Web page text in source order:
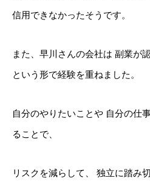
信用できなかったそうです。
また、早川さんの会社は 副業が
という形で経験を重ねました。
自分のやりたいことや 自分の仕
ることで、
リスクを減らして、 独立に踏み